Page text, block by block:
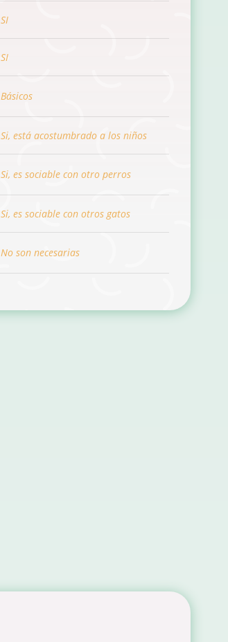
SI
SI
Básicos
Si, está acostumbrado a los niños
Si, es sociable con otro perros
Si, es sociable con otros gatos
No son necesarias